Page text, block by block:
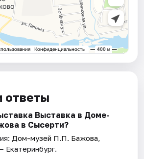
ответы
Выставка в Доме-
в Сысерти?
Дом-музей П.П. Бажова,
Екатеринбург.